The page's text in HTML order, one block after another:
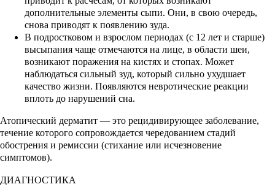
дополнительные элементы сыпи. Они, в свою очередь,
снова приводят к появлению зуда.
В подростковом и взрослом периодах (с 12 лет и старше)
высыпания чаще отмечаются на лице, в области шеи,
возникают поражения на кистях и стопах. Может
наблюдаться сильный зуд, который сильно ухудшает
качество жизни. Появляются невротические реакции
вплоть до нарушений сна.
Атопический дерматит — это рецидивирующее заболевание,
течение которого сопровождается чередованием стадий
обострения и ремиссии (стихание или исчезновение
симптомов).
ДИАГНОСТИКА